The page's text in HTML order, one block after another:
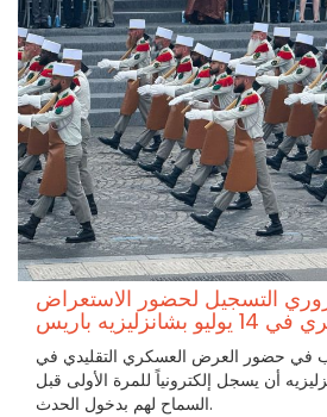
التسجيل لحضور الاستعراض
بشانزليزيه باريس
في حضور العرض العسكري التقليدي في
أن يسجل إلكترونياً للمرة الأولى قبل
السماح لهم بدخول الحدث.